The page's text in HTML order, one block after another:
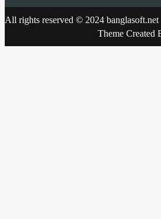
All rights reserved © 2024 banglasoft.net
Theme Created